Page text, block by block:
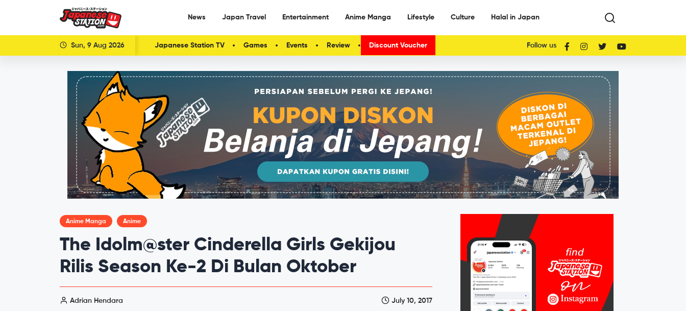
News Japan Travel Entertainment Anime Manga Lifestyle Culture Halal in Japan
Sun, 9 Aug 2026 Japanese Station TV Games Events Review Discount Voucher Follow us
Anime Manga Anime
The Idolm@ster Cinderella Girls Gekijou
Rilis Season Ke-2 Di Bulan Oktober
Adrian Hendara July 10, 2017